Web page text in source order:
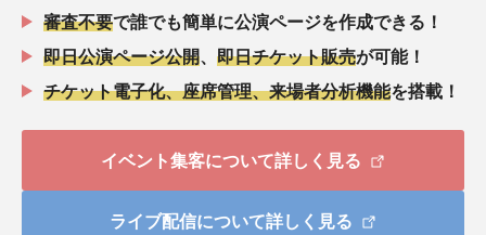
審査不要で誰でも簡単に公演ページを作成できる！
即日公演ページ公開
即日チケット販売が可能！
チケット電子化、座席管理、来場者分析機能を搭載！
イベント集客について詳しく見る
ライブ配信について詳しく見る